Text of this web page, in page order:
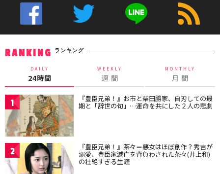
RANKING ランキング
DAILY
24時間
WEEKLY
週 間
MONTHLY
月 間
1 『豊臣兄弟！』お市と柴田勝家、自刃しての最
期と「辞世の句」…運命を共にした２人の悲劇
2 『豊臣兄弟！』茶々＝悪女はほぼ創作？秀吉が
溺愛、豊臣家滅亡を背負わされた茶々(井上和)
の壮絶すぎる生涯